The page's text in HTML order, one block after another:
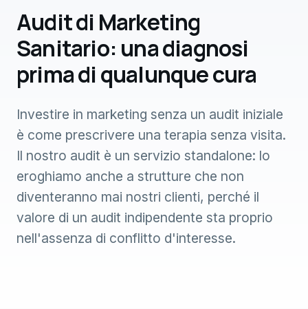
Audit di Marketing
Sanitario: una diagnosi
prima di qualunque cura
Investire in marketing senza un audit iniziale
è come prescrivere una terapia senza visita.
Il nostro audit è un servizio standalone: lo
eroghiamo anche a strutture che non
diventeranno mai nostri clienti, perché il
valore di un audit indipendente sta proprio
nell'assenza di conflitto d'interesse.